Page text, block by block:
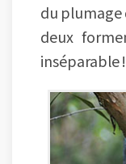
du plumage
deux
inséparable